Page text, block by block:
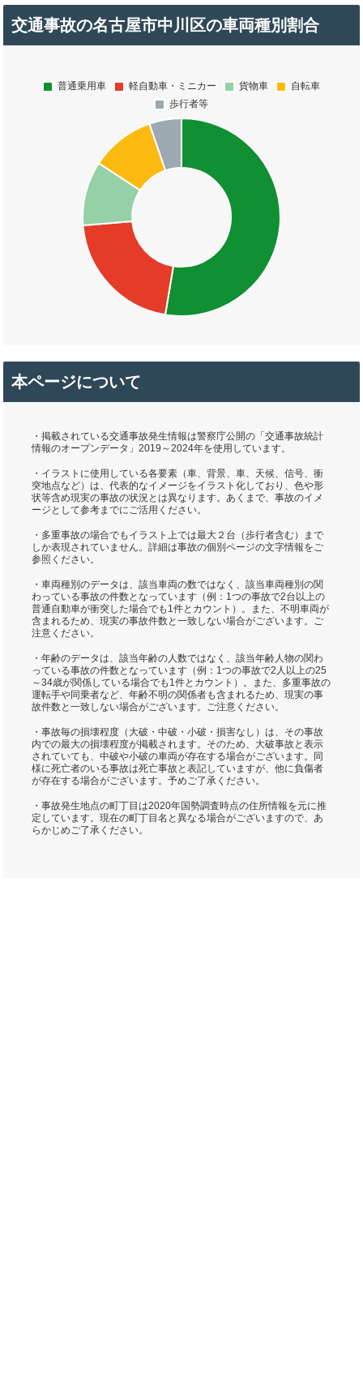
交通事故の名古屋市中川区の車両種別割合
本ページについて
・掲載されている交通事故発生情報は警察庁公開の「交通事故統計
情報のオープンデータ」2019～2024年を使用しています。
・イラストに使用している各要素（車、背景、車、天候、信号、衝
突地点など）は、代表的なイメージをイラスト化しており、色や形
状等含め現実の事故の状況とは異なります。あくまで、事故のイメ
ージとして参考までにご活用ください。
・多重事故の場合でもイラスト上では最大２台（歩行者含む）まで
しか表現されていません。詳細は事故の個別ページの文字情報をご
参照ください。
・車両種別のデータは、該当車両の数ではなく、該当車両種別の関
わっている事故の件数となっています（例：1つの事故で2台以上の
普通自動車が衝突した場合でも1件とカウント）。また、不明車両が
含まれるため、現実の事故件数と一致しない場合がございます。ご
注意ください。
・年齢のデータは、該当年齢の人数ではなく、該当年齢人物の関わ
っている事故の件数となっています（例：1つの事故で2人以上の25
～34歳が関係している場合でも1件とカウント）。また、多重事故の
運転手や同乗者など、年齢不明の関係者も含まれるため、現実の事
故件数と一致しない場合がございます。ご注意ください。
・事故毎の損壊程度（大破・中破・小破・損害なし）は、その事故
内での最大の損壊程度が掲載されます。そのため、大破事故と表示
されていても、中破や小破の車両が存在する場合がございます。同
様に死亡者のいる事故は死亡事故と表記していますが、他に負傷者
が存在する場合がございます。予めご了承ください。
・事故発生地点の町丁目は2020年国勢調査時点の住所情報を元に推
定しています。現在の町丁目名と異なる場合がございますので、あ
らかじめご了承ください。